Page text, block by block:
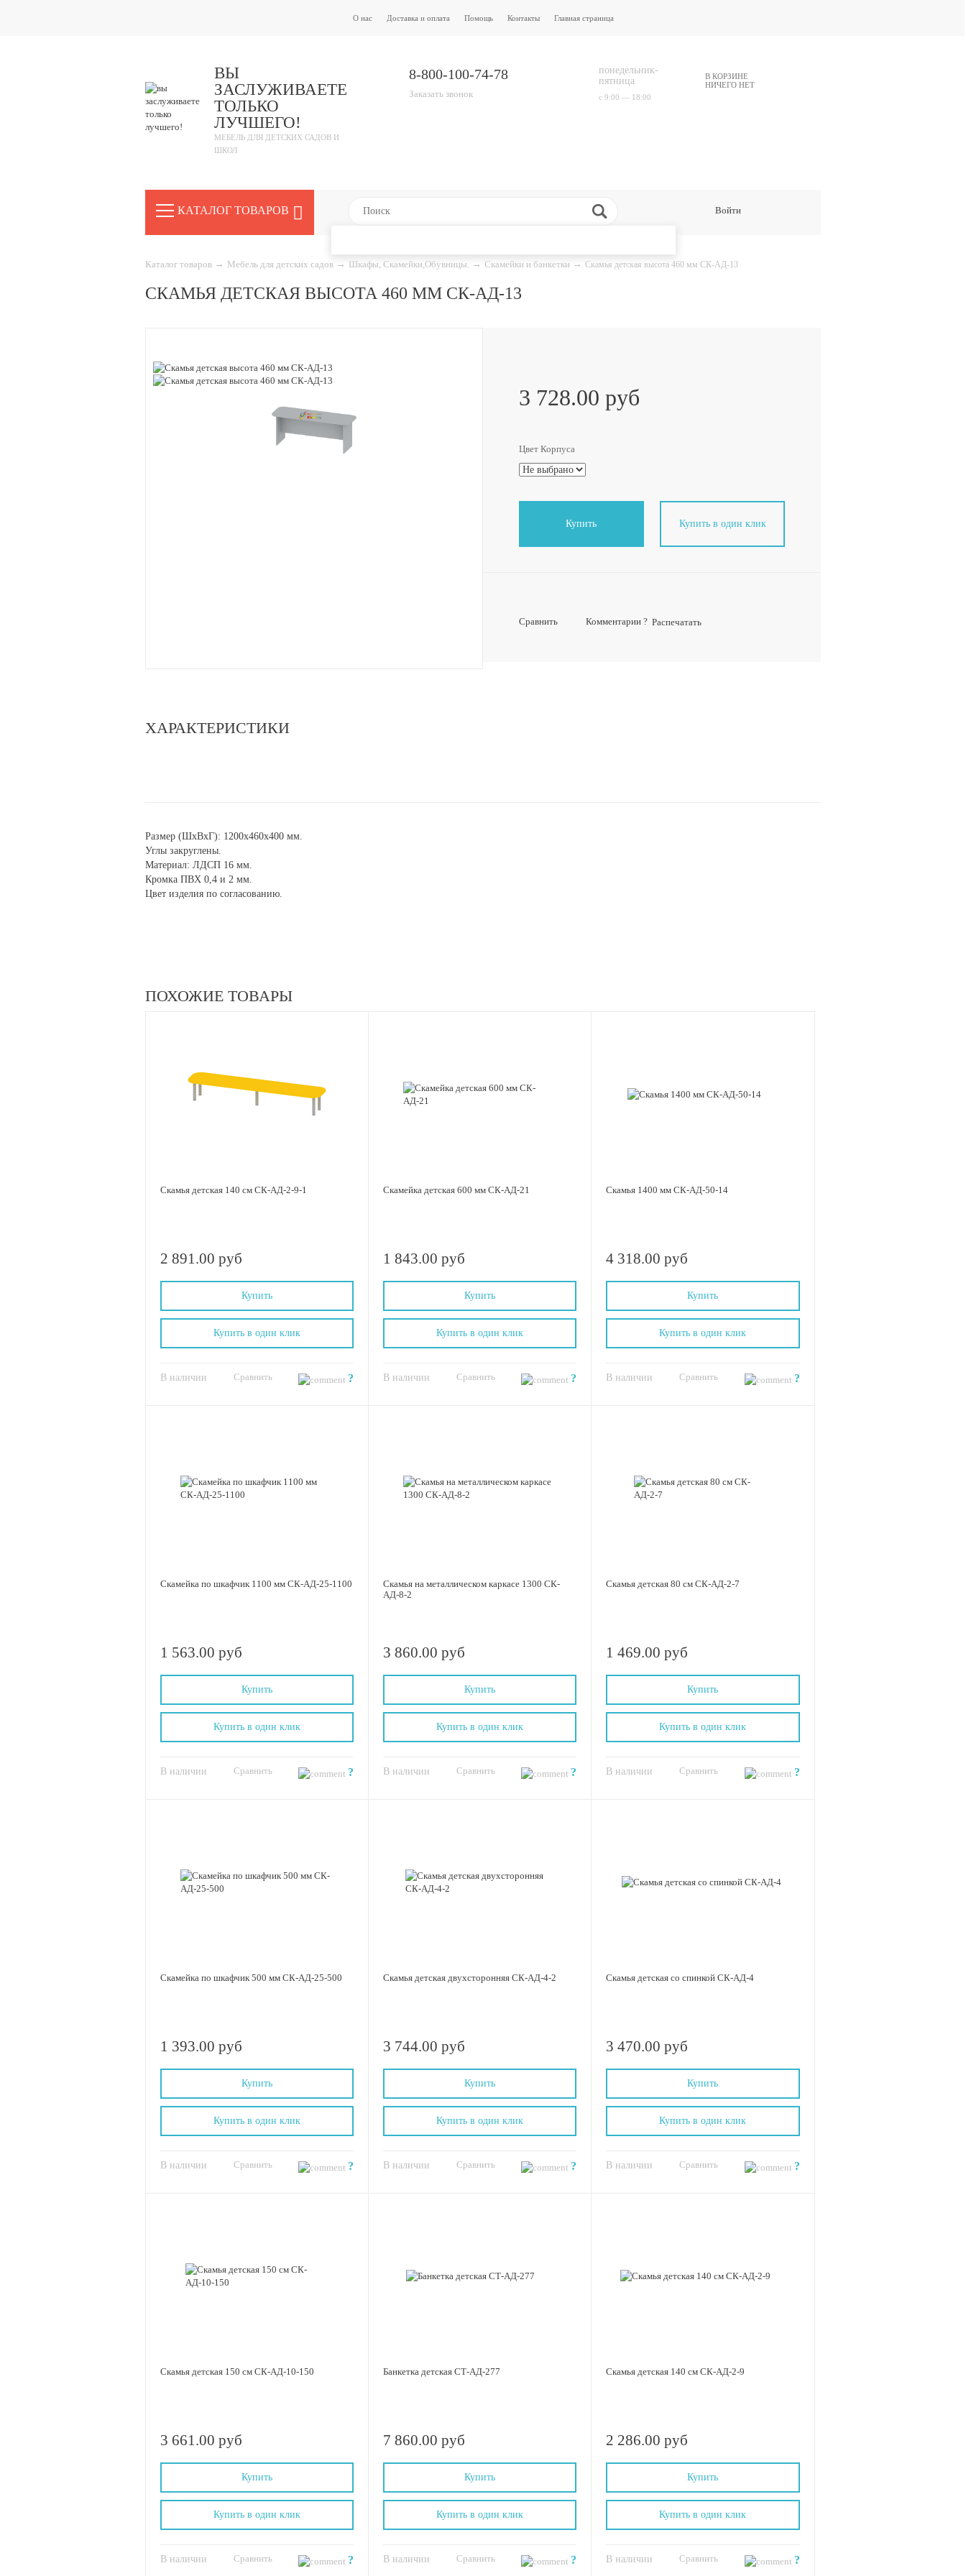
О нас Доставка и оплата Помощь Контакты Главная страница
ВЫ
ЗАСЛУЖИВАЕТЕ
ТОЛЬКО
ЛУЧШЕГО!
МЕБЕЛЬ ДЛЯ ДЕТСКИХ САДОВ И
ШКОЛ
8-800-100-74-78
Заказать звонок
понедельник-
пятница
с 9:00 — 18:00
В КОРЗИНЕ
НИЧЕГО НЕТ
КАТАЛОГ ТОВАРОВ Войти
Каталог товаров → Мебель для детских садов → Шкафы, Скамейки,Обувницы. → Скамейки и банкетки → Скамья детская высота 460 мм СК-АД-13
СКАМЬЯ ДЕТСКАЯ ВЫСОТА 460 ММ СК-АД-13
3 728.00 руб
Цвет Корпуса
Купить Купить в один клик
Сравнить Комментарии ? Распечатать
ХАРАКТЕРИСТИКИ
Размер (ШхВхГ): 1200х460х400 мм.
Углы закруглены.
Материал: ЛДСП 16 мм.
Кромка ПВХ 0,4 и 2 мм.
Цвет изделия по согласованию.
ПОХОЖИЕ ТОВАРЫ
Скамья детская 140 см СК-АД-2-9-1
2 891.00 руб
Купить
В наличии Сравнить ?
Купить в один клик
Скамейка детская 600 мм СК-АД-21
1 843.00 руб
Купить
В наличии Сравнить ?
Купить в один клик
Скамья 1400 мм СК-АД-50-14
4 318.00 руб
Купить
В наличии Сравнить ?
Купить в один клик
Скамейка по шкафчик 1100 мм СК-АД-25-1100
1 563.00 руб
Купить
В наличии Сравнить ?
Купить в один клик
Скамья на металлическом каркасе 1300 СК-
АД-8-2
3 860.00 руб
Купить
В наличии Сравнить ?
Купить в один клик
Скамья детская 80 см СК-АД-2-7
1 469.00 руб
Купить
В наличии Сравнить ?
Купить в один клик
Скамейка по шкафчик 500 мм СК-АД-25-500
1 393.00 руб
Купить
В наличии Сравнить ?
Купить в один клик
Скамья детская двухсторонняя СК-АД-4-2
3 744.00 руб
Купить
В наличии Сравнить ?
Купить в один клик
Скамья детская со спинкой СК-АД-4
3 470.00 руб
Купить
В наличии Сравнить ?
Купить в один клик
Скамья детская 150 см СК-АД-10-150
3 661.00 руб
Купить
В наличии Сравнить ?
Купить в один клик
Банкетка детская СТ-АД-277
7 860.00 руб
Купить
В наличии Сравнить ?
Купить в один клик
Скамья детская 140 см СК-АД-2-9
2 286.00 руб
Купить
В наличии Сравнить ?
Купить в один клик